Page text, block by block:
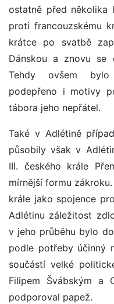
ostatně před několika
proti francouzskému
krátce po svatbě
Dánskou a znovu se
Tehdy ovšem
podepřeno i motivy
tábora jeho nepřátel.
Také v Adlétině
působily však v
III. českého krále
mírnější formu
krále jako spojence
Adlétinu záležitost
v jeho průběhu bylo
podle potřeby účinný
součástí velké
Filipem Švábským a
podporoval papež.